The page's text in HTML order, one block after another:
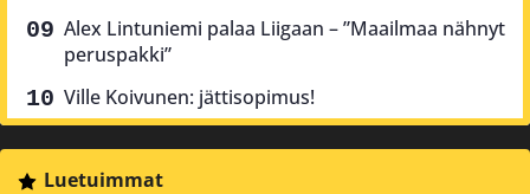
Alex Lintuniemi palaa Liigaan – ”Maailmaa nähnyt
peruspakki”
Ville Koivunen: jättisopimus!
Luetuimmat